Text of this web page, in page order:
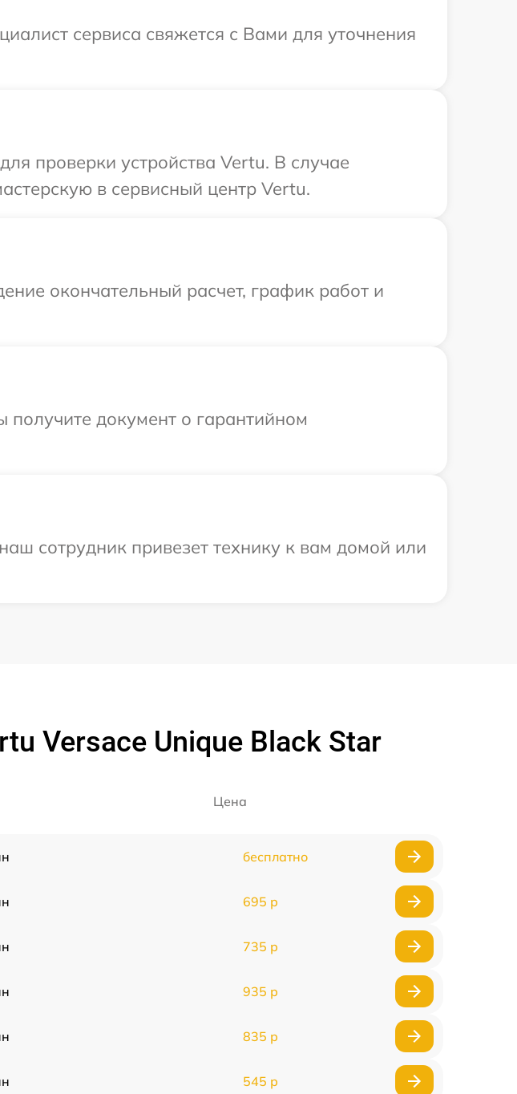
сервиса свяжется с Вами для уточнения
проверки устройства Vertu. В случае
в сервисный центр Vertu.
окончательный расчет, график работ и
получите документ о гарантийном
сотрудник привезет технику к вам домой или
Versace Unique Black Star
Цена
бесплатно
695 р
735 р
935 р
835 р
545 р